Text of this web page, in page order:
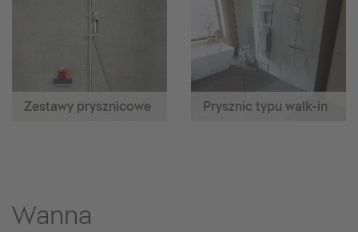
Zestawy prysznicowe Prysznic typu walk-in
Wanna